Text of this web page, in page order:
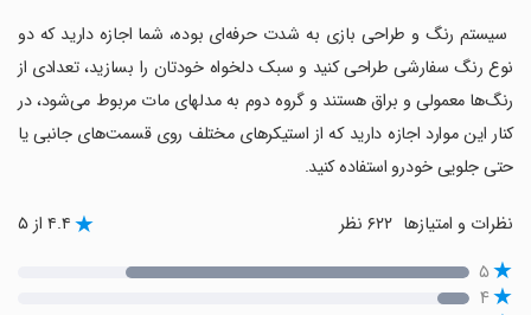
‏ سیستم رنگ و طراحی بازی به شدت حرفه‌ای بوده، شما اجازه دارید که دو
نوع رنگ سفارشی طراحی کنید و سبک دلخواه خودتان را بسازید، تعدادی از
رنگ‌ها معمولی و براق هستند و گروه دوم به مدل‎های مات مربوط می‌شود، در
کنار این موارد اجازه دارید که از استیکرهای مختلف روی قسمت‌های جانبی یا
حتی جلویی خودرو استفاده کنید.
نظرات و امتیازها ۴.۴ از ۵
۵
۴